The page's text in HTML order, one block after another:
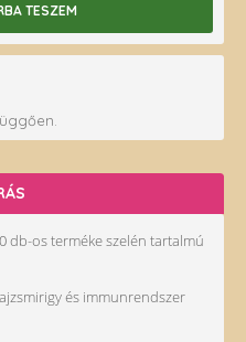
TESZEM
db-os terméke szelén tartalmú
és immunrendszer